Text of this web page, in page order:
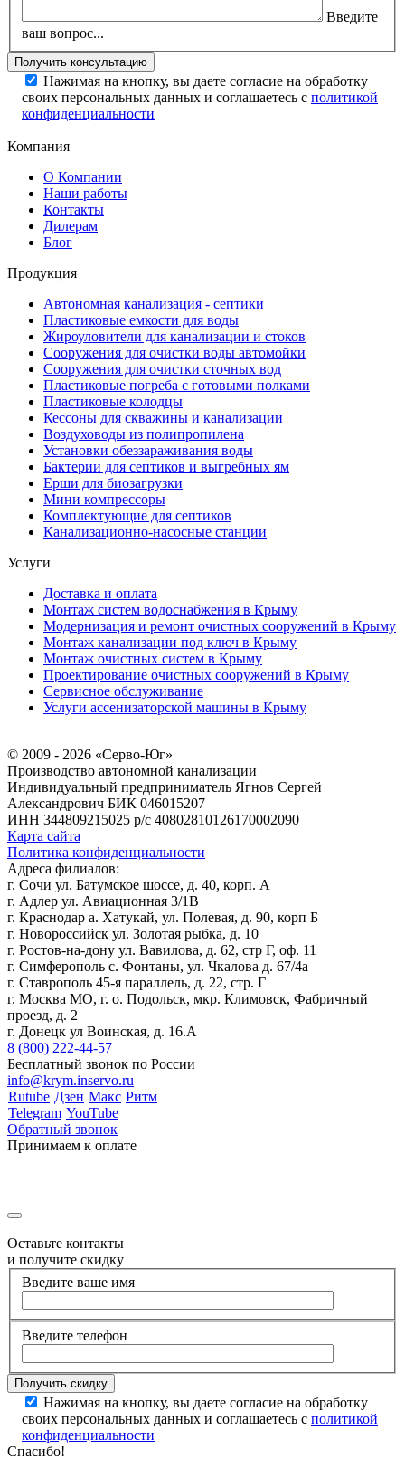
Введите
ваш вопрос...
Нажимая на кнопку, вы даете согласие на обработку
своих персональных данных и соглашаетесь с политикой
конфиденциальности
Компания
О Компании
Наши работы
Контакты
Дилерам
Блог
Продукция
Автономная канализация - септики
Пластиковые емкости для воды
Жироуловители для канализации и стоков
Сооружения для очистки воды автомойки
Сооружения для очистки сточных вод
Пластиковые погреба с готовыми полками
Пластиковые колодцы
Кессоны для скважины и канализации
Воздуховоды из полипропилена
Установки обеззараживания воды
Бактерии для септиков и выгребных ям
Ерши для биозагрузки
Мини компрессоры
Комплектующие для септиков
Канализационно-насосные станции
Услуги
Доставка и оплата
Монтаж систем водоснабжения в Крыму
Модернизация и ремонт очистных сооружений в Крыму
Монтаж канализации под ключ в Крыму
Монтаж очистных систем в Крыму
Проектирование очистных сооружений в Крыму
Сервисное обслуживание
Услуги ассенизаторской машины в Крыму
© 2009 - 2026 «Серво-Юг»
Производство автономной канализации
Индивидуальный предприниматель Ягнов Сергей
Александрович БИК 046015207
ИНН 344809215025 р/с 40802810126170002090
Карта сайта
Политика конфиденциальности
Адреса филиалов:
г. Сочи ул. Батумское шоссе, д. 40, корп. А
г. Адлер ул. Авиационная 3/1В
г. Краснодар а. Хатукай, ул. Полевая, д. 90, корп Б
г. Новороссийск ул. Золотая рыбка, д. 10
г. Ростов-на-дону ул. Вавилова, д. 62, стр Г, оф. 11
г. Симферополь с. Фонтаны, ул. Чкалова д. 67/4а
г. Ставрополь 45-я параллель, д. 22, стр. Г
г. Москва МО, г. о. Подольск, мкр. Климовск, Фабричный
проезд, д. 2
г. Донецк ул Воинская, д. 16.А
8 (800) 222-44-57
Бесплатный звонок по России
info@krym.inservo.ru
Rutube Дзен Макс Ритм
Telegram YouTube
Обратный звонок
Принимаем к оплате
Оставьте контакты
и получите скидку
Введите ваше имя
Введите телефон
Нажимая на кнопку, вы даете согласие на обработку
своих персональных данных и соглашаетесь с политикой
конфиденциальности
Спасибо!